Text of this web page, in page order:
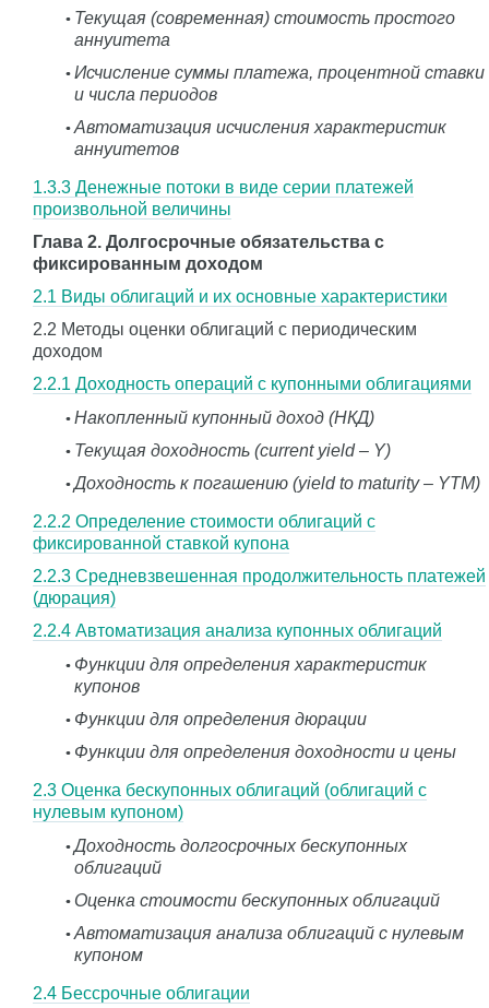
Текущая (современная) стоимость простого
аннуитета
Исчисление суммы платежа, процентной ставки
и числа периодов
Автоматизация исчисления характеристик
аннуитетов
1.3.3 Денежные потоки в виде серии платежей
произвольной величины
Глава 2. Долгосрочные обязательства с
фиксированным доходом
2.1 Виды облигаций и их основные характеристики
2.2 Методы оценки облигаций с периодическим
доходом
2.2.1 Доходность операций с купонными облигациями
Накопленный купонный доход (НКД)
Текущая доходность (current yield – Y)
Доходность к погашению (yield to maturity – YTM)
2.2.2 Определение стоимости облигаций с
фиксированной ставкой купона
2.2.3 Средневзвешенная продолжительность платежей
(дюрация)
2.2.4 Автоматизация анализа купонных облигаций
Функции для определения характеристик
купонов
Функции для определения дюрации
Функции для определения доходности и цены
2.3 Оценка бескупонных облигаций (облигаций с
нулевым купоном)
Доходность долгосрочных бескупонных
облигаций
Оценка стоимости бескупонных облигаций
Автоматизация анализа облигаций с нулевым
купоном
2.4 Бессрочные облигации